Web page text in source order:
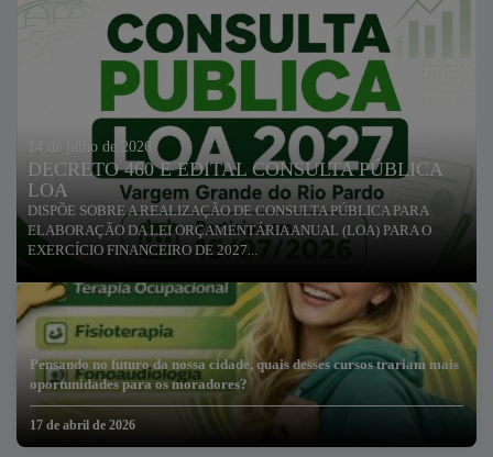
14 de julho de 2026
DECRETO 460 E EDITAL CONSULTA PÚBLICA
LOA
DISPÕE SOBRE A REALIZAÇÃO DE CONSULTA PÚBLICA PARA
ELABORAÇÃO DA LEI ORÇAMENTÁRIA ANUAL (LOA) PARA O
EXERCÍCIO FINANCEIRO DE 2027...
Pensando no futuro da nossa cidade, quais desses cursos trariam mais
oportunidades para os moradores?
17 de abril de 2026